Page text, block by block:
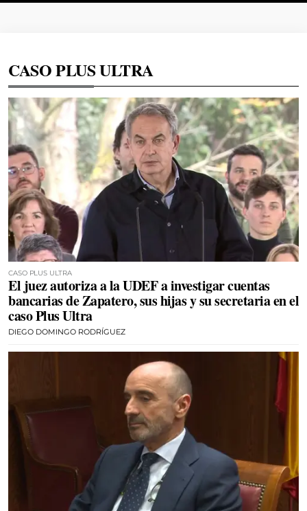
CASO PLUS ULTRA
CASO PLUS ULTRA
El juez autoriza a la UDEF a investigar cuentas
bancarias de Zapatero, sus hijas y su secretaria en el
caso Plus Ultra
DIEGO DOMINGO RODRÍGUEZ